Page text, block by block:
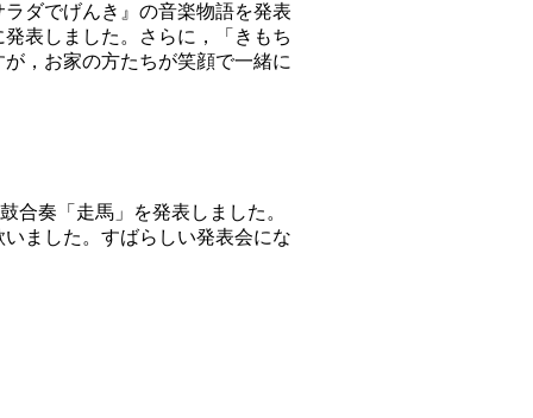
ダでげんき』の音楽物語を発表
表しました。さらに，「きもち
，お家の方たちが笑顔で一緒に
奏「走馬」を発表しました。
ました。すばらしい発表会にな